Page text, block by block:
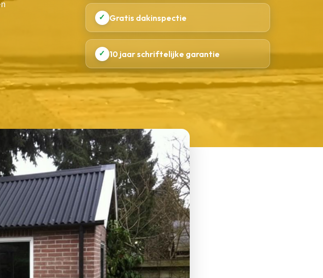
✓ Gratis dakinspectie
✓ 10 jaar schriftelijke garantie